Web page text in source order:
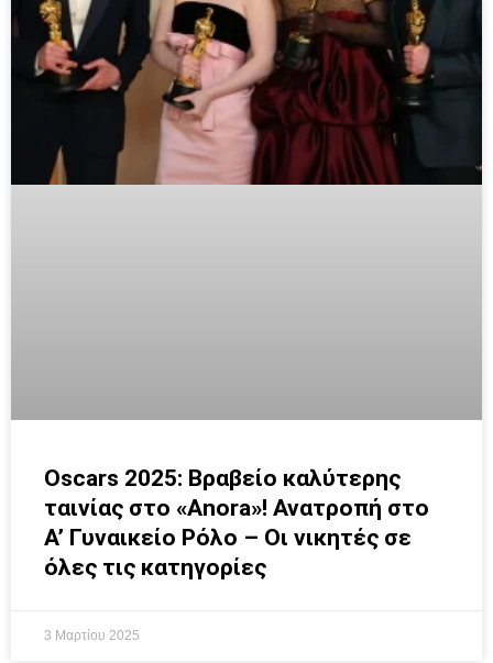
Oscars 2025: Βραβείο καλύτερης
ταινίας στο «Anora»! Ανατροπή στο
Α’ Γυναικείο Ρόλο – Οι νικητές σε
όλες τις κατηγορίες
3 Μαρτίου 2025